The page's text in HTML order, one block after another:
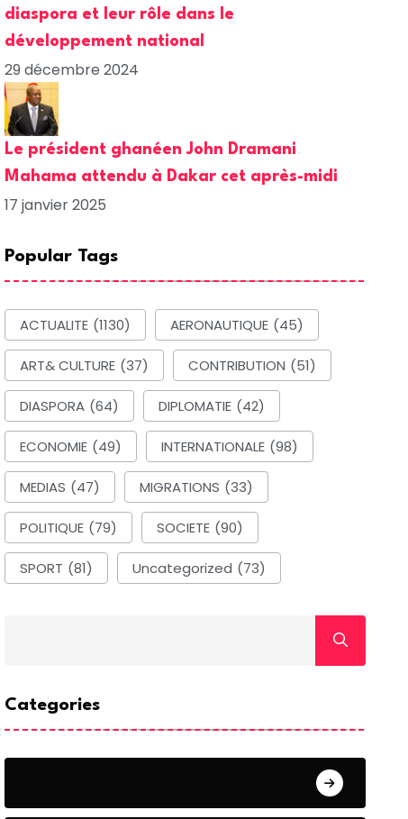
Société: Dakar New
City, des
BY-Par La
Rédaction
17 Septembre 2024
Justice: Identités et
répartition des
BY-Par La
Rédaction
17 Septembre 2024
diaspora et leur rôle dans le
développement national
29 décembre 2024
Le président ghanéen John Dramani
Mahama attendu à Dakar cet après-midi
17 janvier 2025
Popular Tags
ACTUALITE (1130) AERONAUTIQUE (45)
ART& CULTURE (37) CONTRIBUTION (51)
DIASPORA (64) DIPLOMATIE (42)
ECONOMIE (49) INTERNATIONALE (98)
MEDIAS (47) MIGRATIONS (33)
POLITIQUE (79) SOCIETE (90)
SPORT (81) Uncategorized (73)
Categories